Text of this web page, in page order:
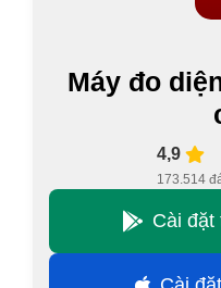
Máy đo
4,9
173.514
Cài đặt